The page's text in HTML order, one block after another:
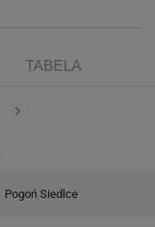
TABELA
Pogoń Siedlce